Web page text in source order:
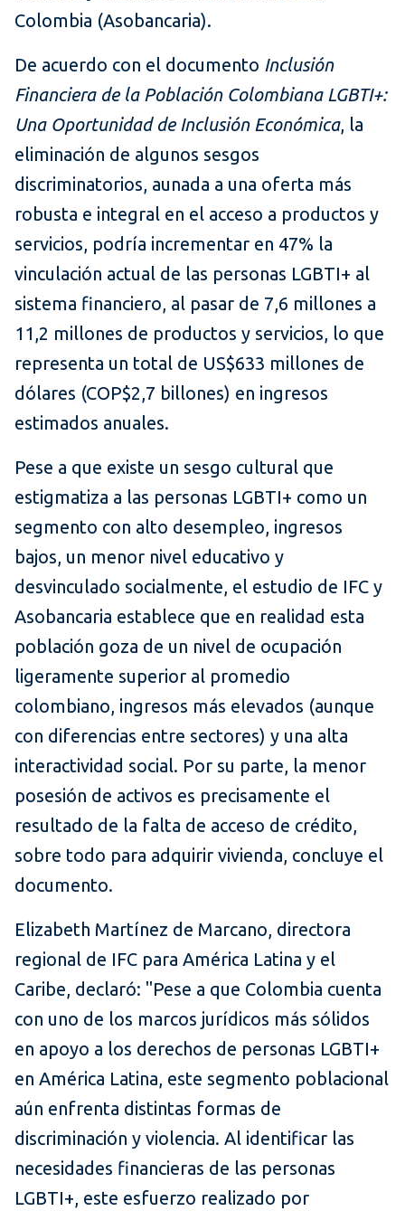
Colombia (Asobancaria).
De acuerdo con el documento Inclusión
Financiera de la Población Colombiana LGBTI+:
Una Oportunidad de Inclusión Económica, la
eliminación de algunos sesgos
discriminatorios, aunada a una oferta más
robusta e integral en el acceso a productos y
servicios, podría incrementar en 47% la
vinculación actual de las personas LGBTI+ al
sistema financiero, al pasar de 7,6 millones a
11,2 millones de productos y servicios, lo que
representa un total de US$633 millones de
dólares (COP$2,7 billones) en ingresos
estimados anuales.
Pese a que existe un sesgo cultural que
estigmatiza a las personas LGBTI+ como un
segmento con alto desempleo, ingresos
bajos, un menor nivel educativo y
desvinculado socialmente, el estudio de IFC y
Asobancaria establece que en realidad esta
población goza de un nivel de ocupación
ligeramente superior al promedio
colombiano, ingresos más elevados (aunque
con diferencias entre sectores) y una alta
interactividad social. Por su parte, la menor
posesión de activos es precisamente el
resultado de la falta de acceso de crédito,
sobre todo para adquirir vivienda, concluye el
documento.
Elizabeth Martínez de Marcano, directora
regional de IFC para América Latina y el
Caribe, declaró: "Pese a que Colombia cuenta
con uno de los marcos jurídicos más sólidos
en apoyo a los derechos de personas LGBTI+
en América Latina, este segmento poblacional
aún enfrenta distintas formas de
discriminación y violencia. Al identificar las
necesidades financieras de las personas
LGBTI+, este esfuerzo realizado por